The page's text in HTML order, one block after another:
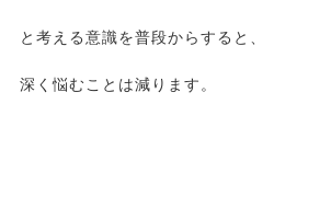
と考える意識を普段からすると、
深く悩むことは減ります。